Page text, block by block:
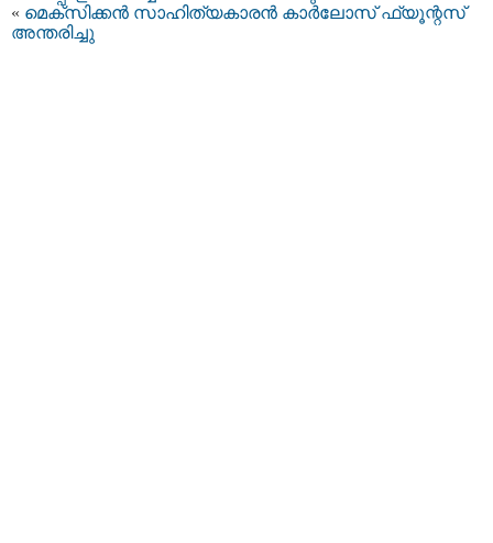
« മെക്‌സിക്കന്‍ സാഹിത്യകാരന്‍ കാര്‍ലോസ്‌ ഫ്യൂന്റസ്‌
അന്തരിച്ചു